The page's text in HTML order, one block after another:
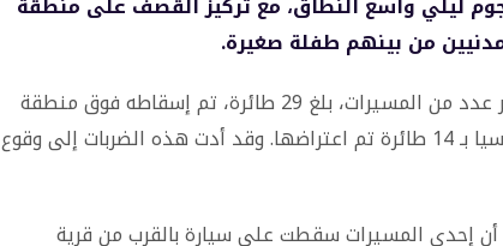
من بينهم طفلة صغيرة.
وأفادت الوزارة في بيان صدر يوم الأحد بأن أكبر عدد من المسيرات، بلغ 29 طائرة، تم إسقاطه فوق منطقة
بيلغورود، تلتها منطقة ساراتوف في وسط روسيا بـ 14 طائرة تم اعتراضها. وقد أدت هذه الضربات إلى وقوع
أن إحدى المسيرات سقطت على سيارة بالقرب من قرية